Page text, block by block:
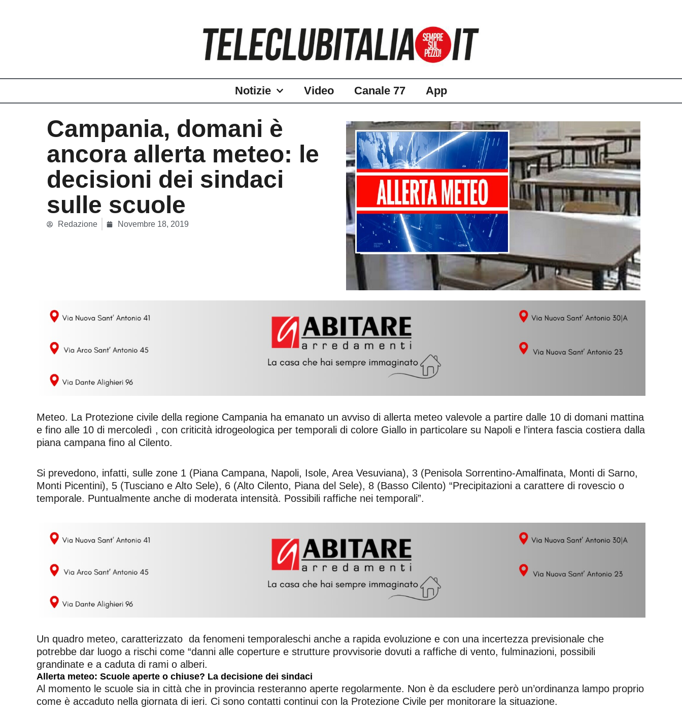
Notizie Video Canale 77 App
Campania, domani è
ancora allerta meteo: le
decisioni dei sindaci
sulle scuole
Redazione Novembre 18, 2019
Meteo. La Protezione civile della regione Campania ha emanato un avviso di allerta meteo valevole a partire dalle 10 di domani mattina
e fino alle 10 di mercoledì , con criticità idrogeologica per temporali di colore Giallo in particolare su Napoli e l’intera fascia costiera dalla
piana campana fino al Cilento.
Si prevedono, infatti, sulle zone 1 (Piana Campana, Napoli, Isole, Area Vesuviana), 3 (Penisola Sorrentino-Amalfinata, Monti di Sarno,
Monti Picentini), 5 (Tusciano e Alto Sele), 6 (Alto Cilento, Piana del Sele), 8 (Basso Cilento) “Precipitazioni a carattere di rovescio o
temporale. Puntualmente anche di moderata intensità. Possibili raffiche nei temporali”.
Un quadro meteo, caratterizzato da fenomeni temporaleschi anche a rapida evoluzione e con una incertezza previsionale che
potrebbe dar luogo a rischi come “danni alle coperture e strutture provvisorie dovuti a raffiche di vento, fulminazioni, possibili
grandinate e a caduta di rami o alberi.
Allerta meteo: Scuole aperte o chiuse? La decisione dei sindaci
Al momento le scuole sia in città che in provincia resteranno aperte regolarmente. Non è da escludere però un’ordinanza lampo proprio
come è accaduto nella giornata di ieri. Ci sono contatti continui con la Protezione Civile per monitorare la situazione.